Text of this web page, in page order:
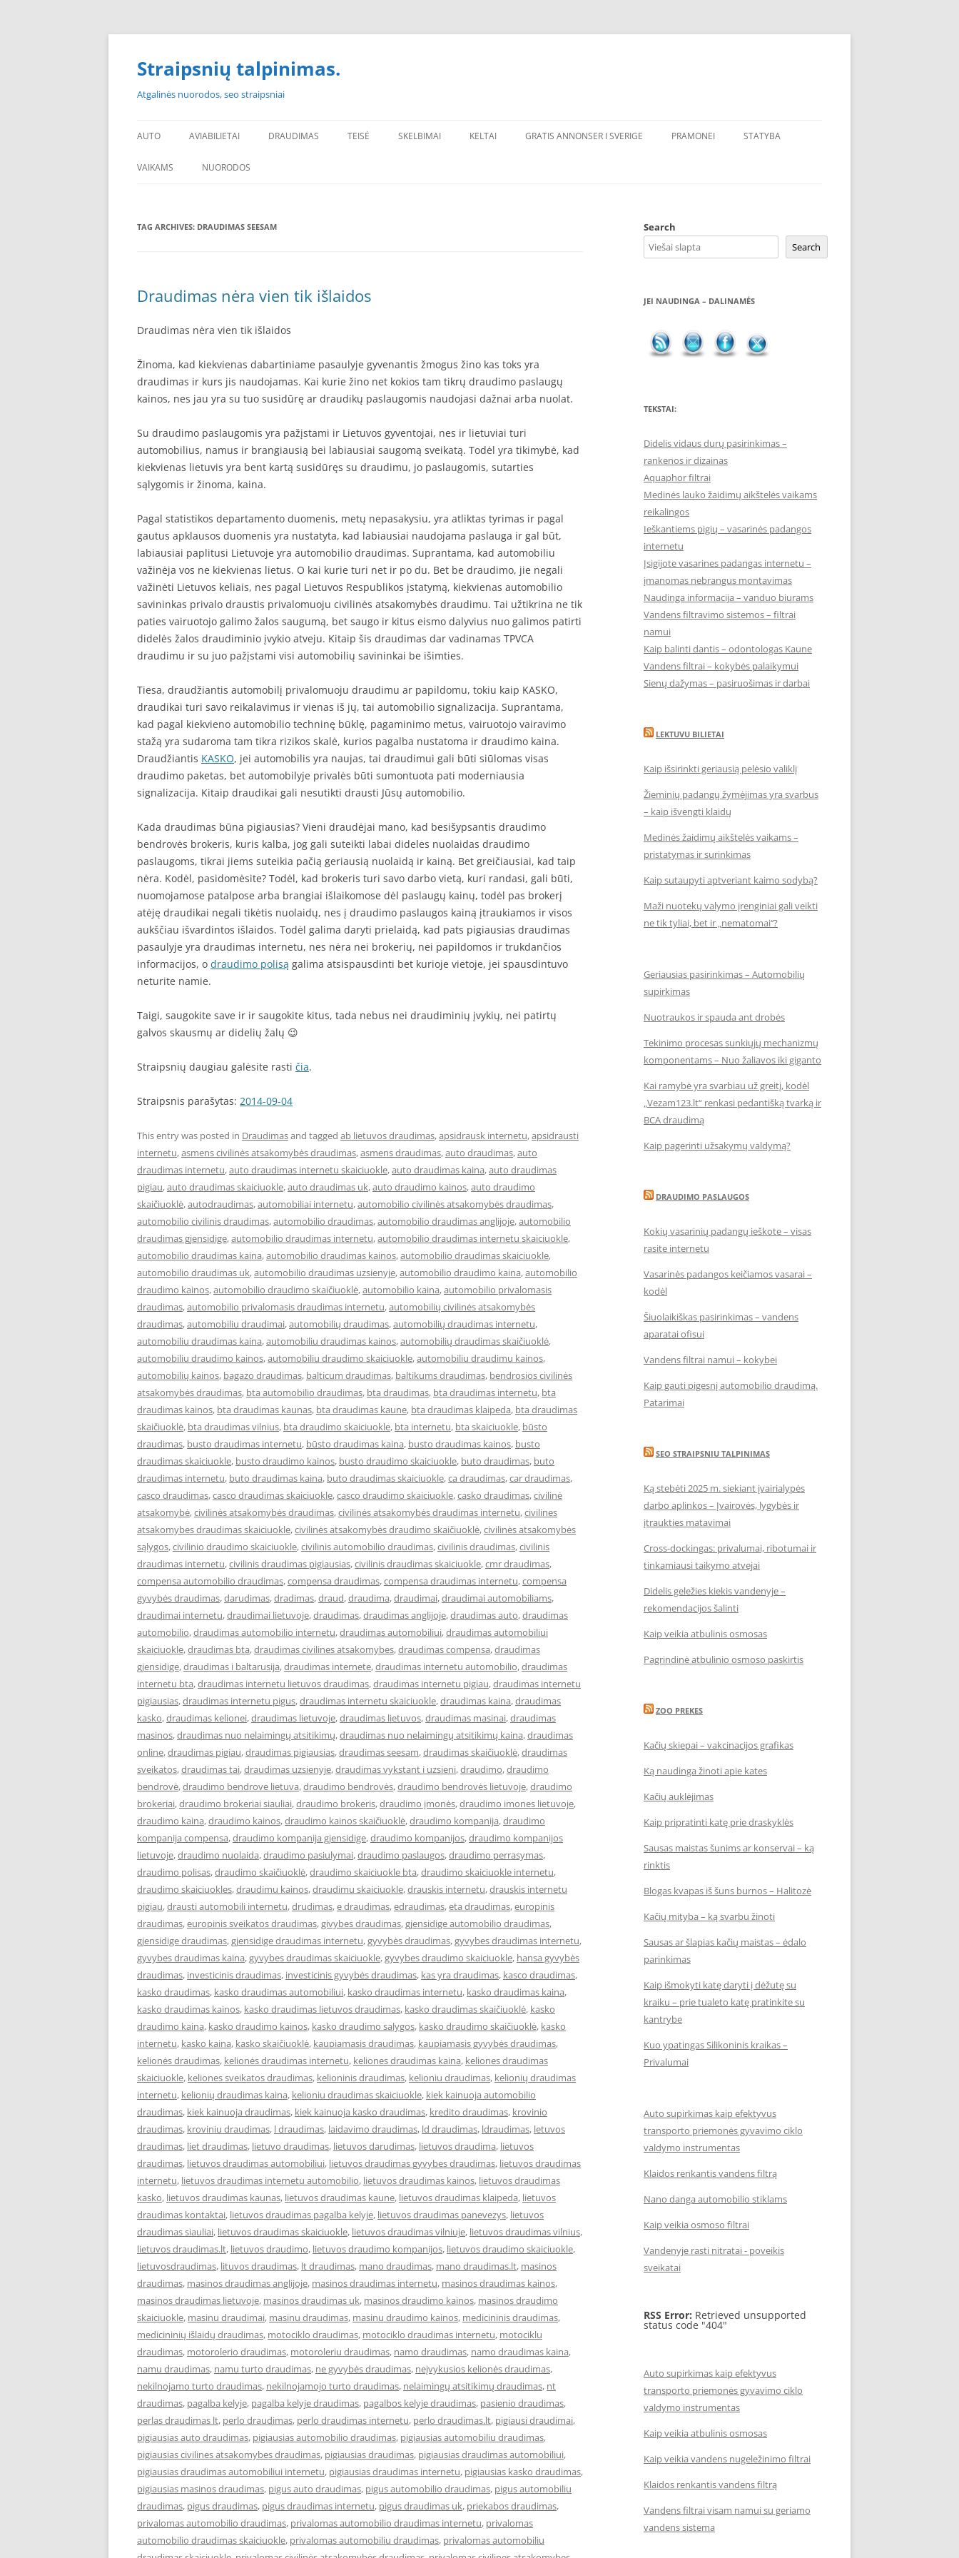
Skip
Straipsnių talpinimas.
Atgalinės nuorodos, seo straipsniai
AUTO AVIABILIETAI DRAUDIMAS TEISĖ SKELBIMAI KELTAI GRATIS ANNONSER I SVERIGE PRAMONEI STATYBA
VAIKAMS NUORODOS
PADANGOS PIGIAU
TAG ARCHIVES: DRAUDIMAS SEESAM
Draudimas nėra vien tik išlaidos
Draudimas nėra vien tik išlaidos
Žinoma, kad kiekvienas dabartiniame pasaulyje gyvenantis žmogus žino kas toks yra
draudimas ir kurs jis naudojamas. Kai kurie žino net kokios tam tikrų draudimo paslaugų
kainos, nes jau yra su tuo susidūrę ar draudikų paslaugomis naudojasi dažnai arba nuolat.
Su draudimo paslaugomis yra pažįstami ir Lietuvos gyventojai, nes ir lietuviai turi
automobilius, namus ir brangiausią bei labiausiai saugomą sveikatą. Todėl yra tikimybė, kad
kiekvienas lietuvis yra bent kartą susidūręs su draudimu, jo paslaugomis, sutarties
sąlygomis ir žinoma, kaina.
Pagal statistikos departamento duomenis, metų nepasakysiu, yra atliktas tyrimas ir pagal
gautus apklausos duomenis yra nustatyta, kad labiausiai naudojama paslauga ir gal būt,
labiausiai paplitusi Lietuvoje yra automobilio draudimas. Suprantama, kad automobiliu
važinėja vos ne kiekvienas lietus. O kai kurie turi net ir po du. Bet be draudimo, jie negali
važinėti Lietuvos keliais, nes pagal Lietuvos Respublikos įstatymą, kiekvienas automobilio
savininkas privalo draustis privalomuoju civilinės atsakomybės draudimu. Tai užtikrina ne tik
paties vairuotojo galimo žalos saugumą, bet saugo ir kitus eismo dalyvius nuo galimos patirti
didelės žalos draudiminio įvykio atveju. Kitaip šis draudimas dar vadinamas TPVCA
draudimu ir su juo pažįstami visi automobilių savininkai be išimties.
Tiesa, draudžiantis automobilį privalomuoju draudimu ar papildomu, tokiu kaip KASKO,
draudikai turi savo reikalavimus ir vienas iš jų, tai automobilio signalizacija. Suprantama,
kad pagal kiekvieno automobilio techninę būklę, pagaminimo metus, vairuotojo vairavimo
stažą yra sudaroma tam tikra rizikos skalė, kurios pagalba nustatoma ir draudimo kaina.
Draudžiantis KASKO, jei automobilis yra naujas, tai draudimui gali būti siūlomas visas
draudimo paketas, bet automobilyje privalės būti sumontuota pati moderniausia
signalizacija. Kitaip draudikai gali nesutikti drausti Jūsų automobilio.
Kada draudimas būna pigiausias? Vieni draudėjai mano, kad besišypsantis draudimo
bendrovės brokeris, kuris kalba, jog gali suteikti labai dideles nuolaidas draudimo
paslaugoms, tikrai jiems suteikia pačią geriausią nuolaidą ir kainą. Bet greičiausiai, kad taip
nėra. Kodėl, pasidomėsite? Todėl, kad brokeris turi savo darbo vietą, kuri randasi, gali būti,
nuomojamose patalpose arba brangiai išlaikomose dėl paslaugų kainų, todėl pas brokerį
atėję draudikai negali tikėtis nuolaidų, nes į draudimo paslaugos kainą įtraukiamos ir visos
aukščiau išvardintos išlaidos. Todėl galima daryti prielaidą, kad pats pigiausias draudimas
pasaulyje yra draudimas internetu, nes nėra nei brokerių, nei papildomos ir trukdančios
informacijos, o draudimo polisą galima atsispausdinti bet kurioje vietoje, jei spausdintuvo
neturite namie.
Taigi, saugokite save ir ir saugokite kitus, tada nebus nei draudiminių įvykių, nei patirtų
galvos skausmų ar didelių žalų 😉
Straipsnių daugiau galėsite rasti čia.
Straipsnis parašytas: 2014-09-04
This entry was posted in Draudimasand tagged ab lietuvos draudimas,apsidrausk internetu,apsidrausti
internetu,asmens civilinės atsakomybės draudimas,asmens draudimas,auto draudimas,auto
draudimas internetu,auto draudimas internetu skaiciuokle,auto draudimas kaina,auto draudimas
pigiau,auto draudimas skaiciuokle,auto draudimas uk,auto draudimo kainos,auto draudimo
skaičiuoklė,autodraudimas,automobiliai internetu,automobilio civilinės atsakomybės draudimas,
automobilio civilinis draudimas,automobilio draudimas,automobilio draudimas anglijoje,automobilio
draudimas gjensidige,automobilio draudimas internetu,automobilio draudimas internetu skaiciuokle,
automobilio draudimas kaina,automobilio draudimas kainos,automobilio draudimas skaiciuokle,
automobilio draudimas uk,automobilio draudimas uzsienyje,automobilio draudimo kaina,automobilio
draudimo kainos,automobilio draudimo skaičiuoklė,automobilio kaina,automobilio privalomasis
draudimas,automobilio privalomasis draudimas internetu,automobilių civilinės atsakomybės
draudimas,automobiliu draudimai,automobilių draudimas,automobilių draudimas internetu,
automobiliu draudimas kaina,automobiliu draudimas kainos,automobilių draudimas skaičiuoklė,
automobiliu draudimo kainos,automobiliu draudimo skaiciuokle,automobiliu draudimu kainos,
automobilių kainos, bagazo draudimas, balticum draudimas, baltikums draudimas, bendrosios civilinės
atsakomybės draudimas, bta automobilio draudimas, bta draudimas, bta draudimas internetu, bta
draudimas kainos, bta draudimas kaunas, bta draudimas kaune, bta draudimas klaipeda, bta draudimas
skaičiuoklė, bta draudimas vilnius, bta draudimo skaiciuokle, bta internetu, bta skaiciuokle, būsto
draudimas, busto draudimas internetu, būsto draudimas kaina, busto draudimas kainos, busto
draudimas skaiciuokle, busto draudimo kainos, busto draudimo skaiciuokle, buto draudimas, buto
draudimas internetu, buto draudimas kaina, buto draudimas skaiciuokle,ca draudimas,car draudimas,
casco draudimas,casco draudimas skaiciuokle,casco draudimo skaiciuokle,casko draudimas,civilinė
atsakomybė,civilinės atsakomybės draudimas,civilinės atsakomybės draudimas internetu,civilines
atsakomybes draudimas skaiciuokle,civilinės atsakomybės draudimo skaičiuoklė,civilinės atsakomybės
sąlygos,civilinio draudimo skaiciuokle,civilinis automobilio draudimas,civilinis draudimas,civilinis
draudimas internetu,civilinis draudimas pigiausias,civilinis draudimas skaiciuokle,cmr draudimas,
compensa automobilio draudimas,compensa draudimas,compensa draudimas internetu,compensa
gyvybės draudimas,darudimas,dradimas,draud,draudima,draudimai,draudimai automobiliams,
draudimai internetu,draudimai lietuvoje,draudimas,draudimas anglijoje,draudimas auto,draudimas
automobilio,draudimas automobilio internetu,draudimas automobiliui,draudimas automobiliui
skaiciuokle,draudimas bta,draudimas civilines atsakomybes,draudimas compensa,draudimas
gjensidige,draudimas i baltarusija,draudimas internete,draudimas internetu automobilio,draudimas
internetu bta,draudimas internetu lietuvos draudimas,draudimas internetu pigiau,draudimas internetu
pigiausias,draudimas internetu pigus,draudimas internetu skaiciuokle,draudimas kaina,draudimas
kasko,draudimas kelionei,draudimas lietuvoje,draudimas lietuvos,draudimas masinai,draudimas
masinos,draudimas nuo nelaimingų atsitikimų,draudimas nuo nelaimingų atsitikimų kaina,draudimas
online,draudimas pigiau,draudimas pigiausias,draudimas seesam,draudimas skaičiuoklė,draudimas
sveikatos,draudimas tai,draudimas uzsienyje,draudimas vykstant i uzsieni,draudimo,draudimo
bendrovė,draudimo bendrove lietuva,draudimo bendrovės,draudimo bendrovės lietuvoje,draudimo
brokeriai,draudimo brokeriai siauliai,draudimo brokeris,draudimo įmonės,draudimo imones lietuvoje,
draudimo kaina,draudimo kainos,draudimo kainos skaičiuoklė,draudimo kompanija,draudimo
kompanija compensa,draudimo kompanija gjensidige,draudimo kompanijos,draudimo kompanijos
lietuvoje,draudimo nuolaida,draudimo pasiulymai,draudimo paslaugos,draudimo perrasymas,
draudimo polisas,draudimo skaičiuoklė,draudimo skaiciuokle bta,draudimo skaiciuokle internetu,
draudimo skaiciuokles,draudimu kainos,draudimu skaiciuokle,drauskis internetu,drauskis internetu
pigiau,drausti automobili internetu,drudimas,e draudimas,edraudimas,eta draudimas,europinis
draudimas,europinis sveikatos draudimas,givybes draudimas,gjensidige automobilio draudimas,
gjensidige draudimas,gjensidige draudimas internetu,gyvybės draudimas,gyvybes draudimas internetu,
gyvybes draudimas kaina,gyvybes draudimas skaiciuokle,gyvybes draudimo skaiciuokle, hansa gyvybės
draudimas, investicinis draudimas, investicinis gyvybės draudimas, kas yra draudimas, kasco draudimas,
kasko draudimas, kasko draudimas automobiliui, kasko draudimas internetu, kasko draudimas kaina,
kasko draudimas kainos, kasko draudimas lietuvos draudimas, kasko draudimas skaičiuoklė, kasko
draudimo kaina, kasko draudimo kainos, kasko draudimo salygos, kasko draudimo skaičiuoklė, kasko
internetu, kasko kaina, kasko skaičiuoklė, kaupiamasis draudimas, kaupiamasis gyvybės draudimas,
kelionės draudimas, kelionės draudimas internetu, keliones draudimas kaina, keliones draudimas
skaiciuokle, keliones sveikatos draudimas, kelioninis draudimas, kelioniu draudimas, kelionių draudimas
internetu, kelionių draudimas kaina, kelioniu draudimas skaiciuokle, kiek kainuoja automobilio
draudimas, kiek kainuoja draudimas, kiek kainuoja kasko draudimas, kredito draudimas, krovinio
draudimas, kroviniu draudimas, l draudimas, laidavimo draudimas, ld draudimas, ldraudimas, letuvos
draudimas, liet draudimas, lietuvo draudimas, lietuvos darudimas, lietuvos draudima, lietuvos
draudimas, lietuvos draudimas automobiliui, lietuvos draudimas gyvybes draudimas, lietuvos draudimas
internetu, lietuvos draudimas internetu automobilio, lietuvos draudimas kainos, lietuvos draudimas
kasko, lietuvos draudimas kaunas, lietuvos draudimas kaune, lietuvos draudimas klaipeda, lietuvos
draudimas kontaktai, lietuvos draudimas pagalba kelyje, lietuvos draudimas panevezys, lietuvos
draudimas siauliai, lietuvos draudimas skaiciuokle, lietuvos draudimas vilniuje, lietuvos draudimas vilnius,
lietuvos draudimas.lt, lietuvos draudimo, lietuvos draudimo kompanijos, lietuvos draudimo skaiciuokle,
lietuvosdraudimas, lituvos draudimas, lt draudimas, mano draudimas, mano draudimas.lt, masinos
draudimas, masinos draudimas anglijoje, masinos draudimas internetu, masinos draudimas kainos,
masinos draudimas lietuvoje, masinos draudimas uk, masinos draudimo kainos, masinos draudimo
skaiciuokle, masinu draudimai, masinu draudimas, masinu draudimo kainos, medicininis draudimas,
medicininių išlaidų draudimas, motociklo draudimas, motociklo draudimas internetu, motociklu
draudimas, motorolerio draudimas, motoroleriu draudimas, namo draudimas, namo draudimas kaina,
namu draudimas, namu turto draudimas, ne gyvybės draudimas, neįvykusios kelionės draudimas,
nekilnojamo turto draudimas, nekilnojamojo turto draudimas, nelaimingų atsitikimų draudimas, nt
draudimas, pagalba kelyje, pagalba kelyje draudimas, pagalbos kelyje draudimas, pasienio draudimas,
perlas draudimas lt, perlo draudimas, perlo draudimas internetu, perlo draudimas.lt, pigiausi draudimai,
pigiausias auto draudimas, pigiausias automobilio draudimas, pigiausias automobiliu draudimas,
pigiausias civilines atsakomybes draudimas, pigiausias draudimas, pigiausias draudimas automobiliui,
pigiausias draudimas automobiliui internetu, pigiausias draudimas internetu, pigiausias kasko draudimas,
pigiausias masinos draudimas, pigus auto draudimas, pigus automobilio draudimas, pigus automobiliu
draudimas, pigus draudimas, pigus draudimas internetu, pigus draudimas uk, priekabos draudimas,
privalomas automobilio draudimas, privalomas automobilio draudimas internetu, privalomas
automobilio draudimas skaiciuokle, privalomas automobiliu draudimas, privalomas automobiliu
Search
Search
JEI NAUDINGA – DALINAMĖS
TEKSTAI:
Didelis vidaus durų pasirinkimas –
rankenos ir dizainas
Aquaphor filtrai
Medinės lauko žaidimų aikštelės vaikams
reikalingos
Ieškantiems pigių – vasarinės padangos
internetu
Įsigijote vasarines padangas internetu –
įmanomas nebrangus montavimas
Naudinga informacija – vanduo biurams
Vandens filtravimo sistemos – filtrai
namui
Kaip balinti dantis – odontologas Kaune
Vandens filtrai – kokybės palaikymui
Sienų dažymas – pasiruošimas ir darbai
LEKTUVU BILIETAI
Kaip išsirinkti geriausią pelėsio valiklį
Žieminių padangų žymėjimas yra svarbus
– kaip išvengti klaidų
Medinės žaidimų aikštelės vaikams –
pristatymas ir surinkimas
Kaip sutaupyti aptveriant kaimo sodybą?
Maži nuotekų valymo įrenginiai gali veikti
ne tik tyliai, bet ir „nematomai‘‘?
Geriausias pasirinkimas – Automobilių
supirkimas
Nuotraukos ir spauda ant drobės
Tekinimo procesas sunkiųjų mechanizmų
komponentams – Nuo žaliavos iki giganto
Kai ramybė yra svarbiau už greitį, kodėl
„Vezam123.lt“ renkasi pedantišką tvarką ir
BCA draudimą
Kaip pagerinti užsakymų valdymą?
DRAUDIMO PASLAUGOS
Kokių vasarinių padangų ieškote – visas
rasite internetu
Vasarinės padangos keičiamos vasarai –
kodėl
Šiuolaikiškas pasirinkimas – vandens
aparatai ofisui
Vandens filtrai namui – kokybei
Kaip gauti pigesnį automobilio draudimą.
Patarimai
SEO STRAIPSNIU TALPINIMAS
Ką stebėti 2025 m. siekiant įvairialypės
darbo aplinkos – Įvairovės, lygybės ir
įtraukties matavimai
Cross-dockingas: privalumai, ribotumai ir
tinkamiausi taikymo atvejai
Didelis geležies kiekis vandenyje –
rekomendacijos šalinti
Kaip veikia atbulinis osmosas
Pagrindinė atbulinio osmoso paskirtis
ZOO PREKES
Kačių skiepai – vakcinacijos grafikas
Ką naudinga žinoti apie kates
Kačių auklėjimas
Kaip pripratinti katę prie draskyklės
Sausas maistas šunims ar konservai – ką
rinktis
Blogas kvapas iš šuns burnos – Halitozė
Kačių mityba – ką svarbu žinoti
Sausas ar šlapias kačių maistas – ėdalo
parinkimas
Kaip išmokyti katę daryti į dėžutę su
kraiku – prie tualeto katę pratinkite su
kantrybe
Kuo ypatingas Silikoninis kraikas –
Privalumai
Auto supirkimas kaip efektyvus
transporto priemonės gyvavimo ciklo
valdymo instrumentas
Klaidos renkantis vandens filtrą
Nano danga automobilio stiklams
Kaip veikia osmoso filtrai
Vandenyje rasti nitratai - poveikis
sveikatai
RSS Error: Retrieved unsupported
status code "404"
Auto supirkimas kaip efektyvus
transporto priemonės gyvavimo ciklo
valdymo instrumentas
Kaip veikia atbulinis osmosas
Kaip veikia vandens nugeležinimo filtrai
Klaidos renkantis vandens filtrą
Vandens filtrai visam namui su geriamo
vandens sistema